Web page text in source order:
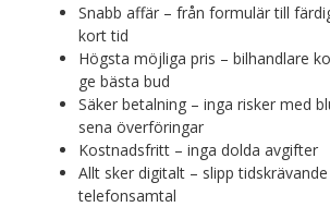
Snabb affär – från formulär till
kort tid
Högsta möjliga pris – bilhandlare
ge bästa bud
Säker betalning – inga risker med
sena överföringar
Kostnadsfritt – inga dolda avgifter
Allt sker digitalt – slipp
telefonsamtal